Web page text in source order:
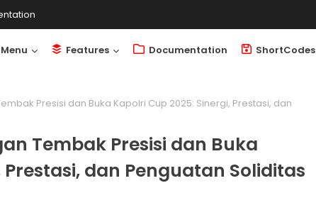
Features Documentation ShortCodes
Presisi dan Buka Kapolri Cup 2025: Sinergi, Prestasi, dan
Tembak Presisi dan Buka
dan Penguatan Soliditas